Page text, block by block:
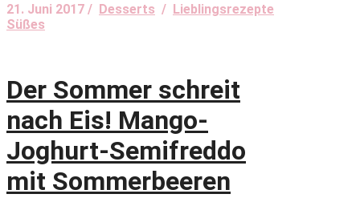
21. Juni 2017 / Desserts / Lieblingsrezepte
Süßes
Der Sommer schreit
nach Eis! Mango-
Joghurt-Semifreddo
mit Sommerbeeren